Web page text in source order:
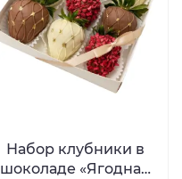
Набор клубники в
шоколаде «Ягодная